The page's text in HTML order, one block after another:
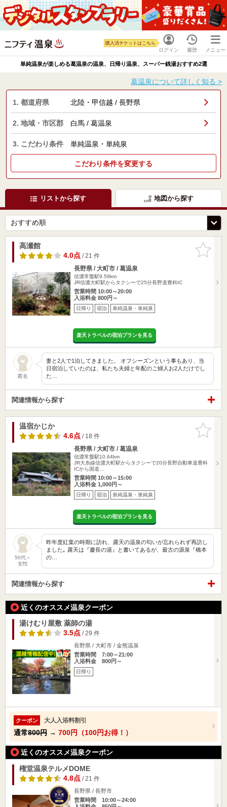
ログイン
購入済チケットはこちら
履歴 メニュー
単純温泉が楽しめる葛温泉の温泉、日帰り温泉、スーパー銭湯おすすめ2選
葛温泉について詳しく知る >
1. 都道府県 北陸・甲信越 / 長野県
2. 地域・市区郡 白馬 / 葛温泉
3. こだわり条件 単純温泉・単純泉
こだわり条件を変更する
リストから探す 地図から探す
お気に入
りに追加
高瀬館
4.0点/ 21 件
長野県 / 大町市 / 葛温泉
信濃常盤駅9.59km
JR信濃大町駅からタクシーで25分長野道豊科IC
営業時間 10:00～20:00
入浴料金 800円～
日帰り 宿泊 単純温泉・単純泉
楽天トラベルの宿泊プランを見る
匿名
妻と2人で1泊してきました。 オフシーズンという事もあり、当
日宿泊していたのは、私たち夫婦と年配のご婦人お2人だけでし
た…
関連情報から探す
お気に入
りに追加
温宿かじか
4.6点/ 18 件
長野県 / 大町市 / 葛温泉
信濃常盤駅10.64km
JR大糸線信濃大町駅からタクシーで20分長野自動車道豊科
ICから国道…
営業時間 10:00～15:00
入浴料金 1,000円～
日帰り 宿泊 単純温泉・単純泉
楽天トラベルの宿泊プランを見る
50代～
女性
昨年度紅葉の時期に訪れ、露天の温泉の匂いが忘れられず再訪し
ました｡ 露天は『慶長の湯』と書いてあるが、最古の源泉『橋本
の…
関連情報から探す
近くのオススメ温泉クーポン
湯けむり屋敷 薬師の湯
3.5点/ 29 件
長野県 / 大町市 / 金熊温泉
営業時間 7:00～21:00
入浴料金 800円～
日帰り
クーポン 大人入浴料割引
通常800円 → 700円（100円お得！）
近くのオススメ温泉クーポン
権堂温泉テルメDOME
4.8点/ 21 件
長野県 / 長野市
営業時間 10:00～24:00